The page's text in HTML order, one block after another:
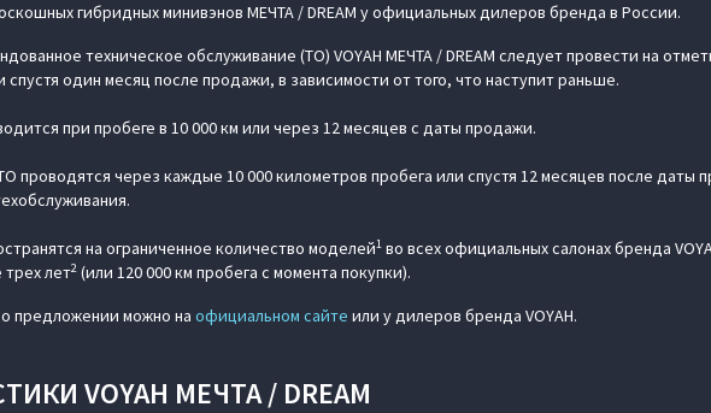
гибридных минивэнов МЕЧТА / DREAM у официальных дилеров бренда в России.
техническое обслуживание (ТО) VOYAH МЕЧТА / DREAM следует провести на
спустя один месяц после продажи, в зависимости от того, что наступит раньше.
при пробеге в 10 000 км или через 12 месяцев с даты продажи.
проводятся через каждые 10 000 километров пробега или спустя 12 месяцев после даты
на ограниченное количество моделей1 во всех официальных салонах бренда
лет2 (или 120 000 км пробега с момента покупки).
предложении можно на официальном сайте или у дилеров бренда VOYAH.
VOYAH МЕЧТА / DREAM